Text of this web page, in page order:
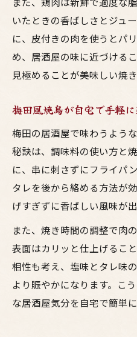
いたときの香ばしさとジュ
に、皮付きの肉を使うとパ
め、居酒屋の味に近づける
見極めることが美味しい焼
梅田風焼鳥が自宅で手軽
梅田の居酒屋で味わうよう
秘訣は、調味料の使い方と
に、串に刺さずにフライパ
タレを後から絡める方法が
げすぎずに香ばしい風味が出
また、焼き時間の調整で肉
表面はカリッと仕上げるこ
相性も考え、塩味とタレ味
より賑やかになります。こ
な居酒屋気分を自宅で簡単に